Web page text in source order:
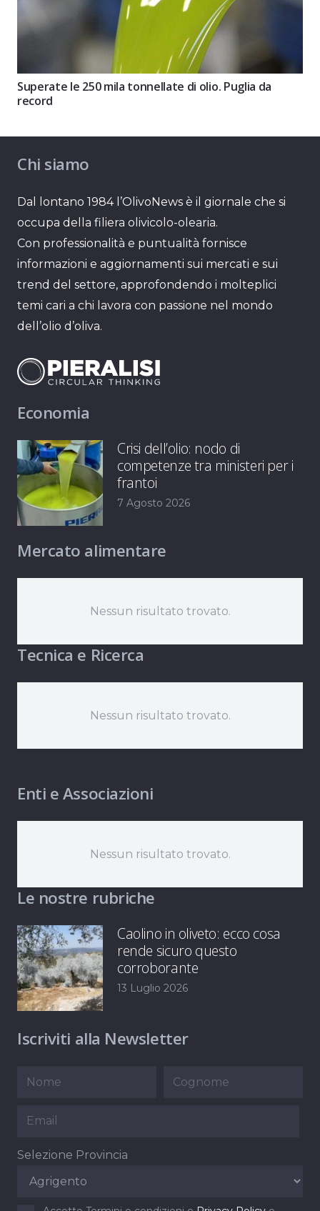
Superate le 250 mila tonnellate di olio. Puglia da
record
Chi siamo
Dal lontano 1984 l’OlivoNews è il giornale che si
occupa della filiera olivicolo-olearia.
Con professionalità e puntualità fornisce
informazioni e aggiornamenti sui mercati e sui
trend del settore, approfondendo i molteplici
temi cari a chi lavora con passione nel mondo
dell’olio d’oliva.
Economia
Crisi dell’olio: nodo di
competenze tra ministeri per i
frantoi
7 Agosto 2026
Mercato alimentare
Nessun risultato trovato.
Tecnica e Ricerca
Nessun risultato trovato.
Enti e Associazioni
Nessun risultato trovato.
Le nostre rubriche
Caolino in oliveto: ecco cosa
rende sicuro questo
corroborante
13 Luglio 2026
Iscriviti alla Newsletter
Selezione Provincia